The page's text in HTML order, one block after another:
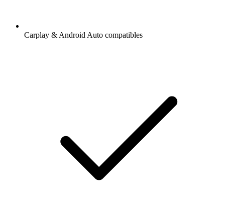
Carplay & Android Auto compatibles